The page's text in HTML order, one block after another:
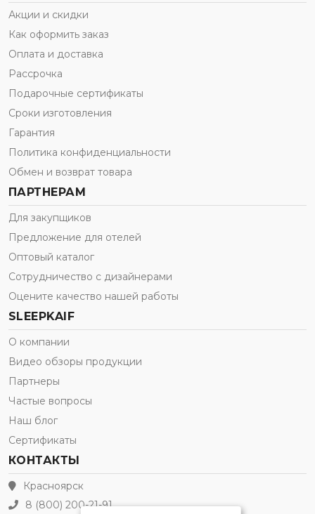
Акции и скидки
Как оформить заказ
Оплата и доставка
Рассрочка
Подарочные сертификаты
Сроки изготовления
Гарантия
Политика конфиденциальности
Обмен и возврат товара
ПАРТНЕРАМ
Для закупщиков
Предложение для отелей
Оптовый каталог
Сотрудничество с дизайнерами
Оцените качество нашей работы
SLEEPKAIF
О компании
Видео обзоры продукции
Партнеры
Частые вопросы
Наш блог
Сертификаты
КОНТАКТЫ
Красноярск
8 (800) 200-21-91